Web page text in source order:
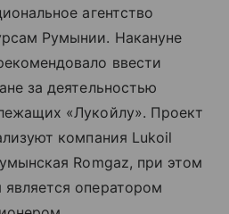
агентство
Румынии. Накануне
ввести
за деятельностью
«Лукойлу». Проект
компания Lukoil
Romgaz, при этом
оператором